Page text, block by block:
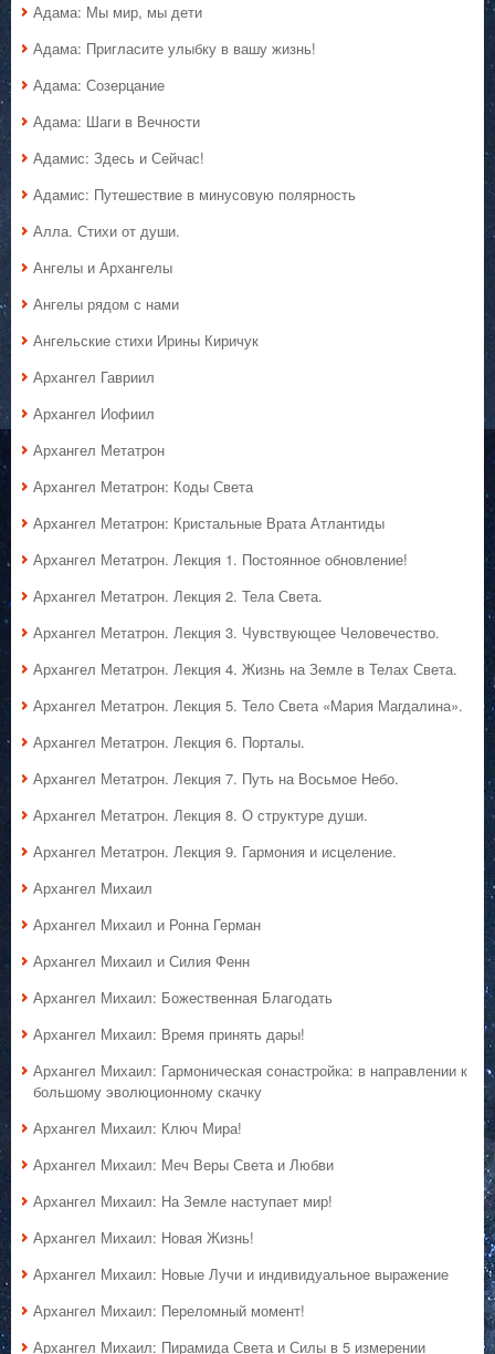
Адама: Мы мир, мы дети
Адама: Пригласите улыбку в вашу жизнь!
Адама: Созерцание
Адама: Шаги в Вечности
Адамис: Здесь и Сейчас!
Адамис: Путешествие в минусовую полярность
Алла. Стихи от души.
Ангелы и Архангелы
Ангелы рядом с нами
Ангельские стихи Ирины Киричук
Архангел Гавриил
Архангел Иофиил
Архангел Метатрон
Архангел Метатрон: Коды Света
Архангел Метатрон: Кристальные Врата Атлантиды
Архангел Метатрон. Лекция 1. Постоянное обновление!
Архангел Метатрон. Лекция 2. Тела Света.
Архангел Метатрон. Лекция 3. Чувствующее Человечество.
Архангел Метатрон. Лекция 4. Жизнь на Земле в Телах Света.
Архангел Метатрон. Лекция 5. Тело Света «Мария Магдалина».
Архангел Метатрон. Лекция 6. Порталы.
Архангел Метатрон. Лекция 7. Путь на Восьмое Небо.
Архангел Метатрон. Лекция 8. О структуре души.
Архангел Метатрон. Лекция 9. Гармония и исцеление.
Архангел Михаил
Архангел Михаил и Ронна Герман
Архангел Михаил и Силия Фенн
Архангел Михаил: Божественная Благодать
Архангел Михаил: Время принять дары!
Архангел Михаил: Гармоническая сонастройка: в направлении к
большому эволюционному скачку
Архангел Михаил: Ключ Мира!
Архангел Михаил: Меч Веры Света и Любви
Архангел Михаил: На Земле наступает мир!
Архангел Михаил: Новая Жизнь!
Архангел Михаил: Новые Лучи и индивидуальное выражение
Архангел Михаил: Переломный момент!
Архангел Михаил: Пирамида Света и Силы в 5 измерении